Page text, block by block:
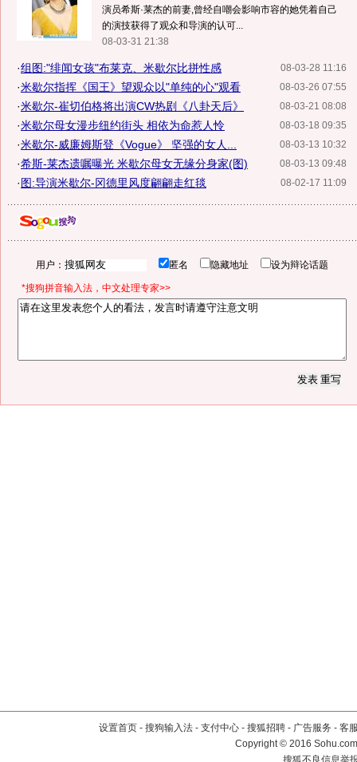
演员希斯·莱杰的前妻,曾经自嘲会影响市容的她凭着自己
的演技获得了观众和导演的认可...
08-03-31 21:38
08-03-28 11:16
·组图:"绯闻女孩"布莱克、米歇尔比拼性感
08-03-26 07:55
·米歇尔指挥《国王》望观众以"单纯的心"观看
08-03-21 08:08
·米歇尔-崔切伯格将出演CW热剧《八卦天后》
08-03-18 09:35
·米歇尔母女漫步纽约街头 相依为命惹人怜
08-03-13 10:32
·米歇尔-威廉姆斯登《Vogue》 坚强的女人...
08-03-13 09:48
·希斯-莱杰遗嘱曝光 米歇尔母女无缘分身家(图)
08-02-17 11:09
·图:导演米歇尔-冈德里风度翩翩走红毯
用户： 匿名 隐藏地址 设为辩论话题
*搜狗拼音输入法，中文处理专家>>
设置首页 - 搜狗输入法 - 支付中心 - 搜狐招聘 - 广告服务 - 客
Copyright©2016
搜狐不良信息举